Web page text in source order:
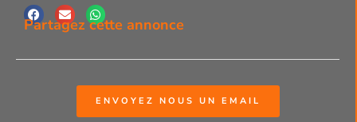
Partagez cette annonce
ENVOYEZ NOUS UN EMAIL